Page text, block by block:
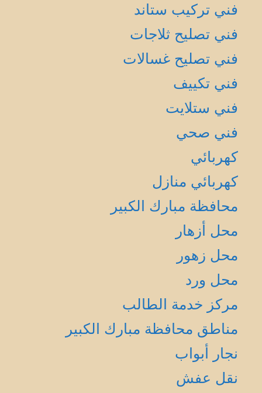
فني تركيب ستاند
فني تصليح ثلاجات
فني تصليح غسالات
فني تكييف
فني ستلايت
فني صحي
كهربائي
كهربائي منازل
محافظة مبارك الكبير
محل أزهار
محل زهور
محل ورد
مركز خدمة الطالب
مناطق محافظة مبارك الكبير
نجار أبواب
نقل عفش